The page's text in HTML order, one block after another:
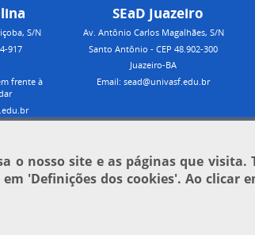
S/N
917
frente à
SEaD Juazeiro
Av. Antônio Carlos Magalhães, S/N
Santo Antônio - CEP 48.902-300
Juazeiro-BA
Email: sead@univasf.edu.br
o nosso site e as páginas que
'Definições dos cookies'. Ao clicar